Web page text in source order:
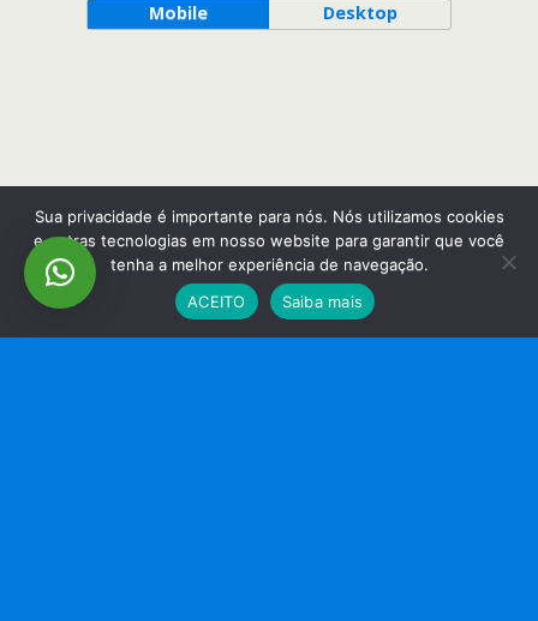
Mobile Desktop
Sua privacidade é importante para nós. Nós utilizamos cookies
e outras tecnologias em nosso website para garantir que você
tenha a melhor experiência de navegação.
ACEITO
Saiba mais